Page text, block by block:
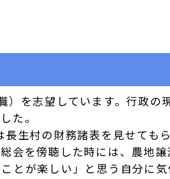
を志望しています。行政の
た。
生村の財務諸表を見せても
会を傍聴した時には、農地譲
とが楽しい」と思う自分に気